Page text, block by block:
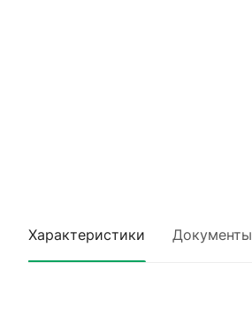
Характеристики Документы